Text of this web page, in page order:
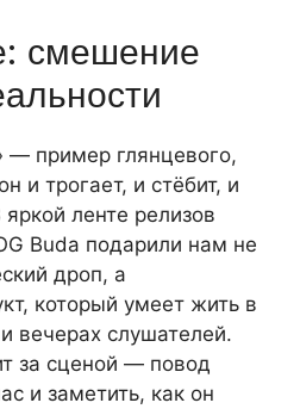
смешение
— пример глянцевого,
и трогает, и стёбит, и
яркой ленте релизов
Buda подарили нам не
дроп, а
который умеет жить в
вечерах слушателей.
за сценой — повод
и заметить, как он